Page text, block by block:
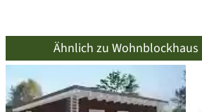
Ähnlich zu Wohnblockhaus